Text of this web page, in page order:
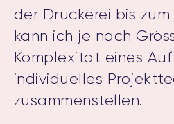
der Druckerei bis
kann ich je nach
Komplexität eines
individuelles
zusammenstellen.